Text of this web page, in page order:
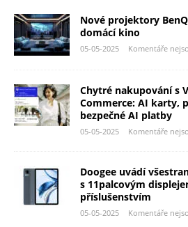
Nové projektory
domácí kino
05-05-2025 Komentáře
Chytré nakupování s
Commerce: AI karty,
bezpečné AI platby
05-05-2025 Komentáře
Doogee uvádí
s 11palcovým
příslušenstvím
05-05-2025 Komentáře